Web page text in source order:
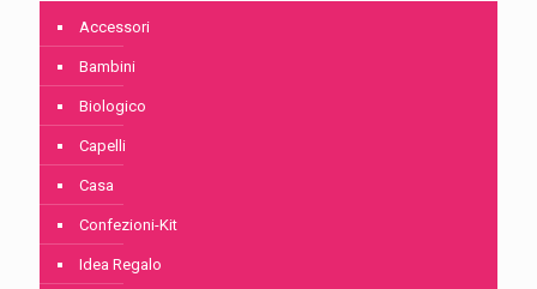
Accessori
Bambini
Biologico
Capelli
Casa
Confezioni-Kit
Idea Regalo